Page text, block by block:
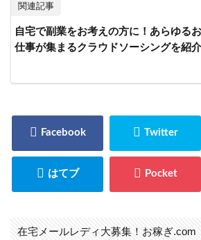
関連記事
自宅で副業をお考えの方に！あらゆるお
仕事が集まるクラウドソーシングを紹介
在宅メールレディ大募集！お稼ぎ.com